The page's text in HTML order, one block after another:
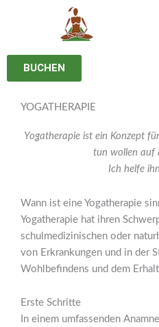
BUCHEN
YOGATHERAPIE
Yogatherapie ist ein Konzept
tun wollen auf
Ich helfe
Wann ist eine Yogatherapie
Yogatherapie hat ihren
schulmedizinischen oder
von Erkrankungen und in der
Wohlbefindens und dem
Erste Schritte
In einem umfassenden